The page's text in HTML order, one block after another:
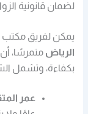
لضمان قانونية
يمكن لفريق مكتب
الرياض متمرسًا،
بكفاءة، وتشمل
عمر